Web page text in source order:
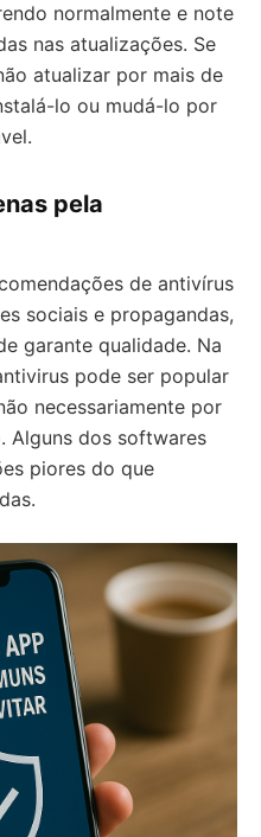
normalmente e note
nas atualizações. Se
atualizar por mais de
lo ou mudá-lo por
pela
de antivírus
sociais e propagandas,
garante qualidade. Na
pode ser popular
necessariamente por
Alguns dos softwares
piores do que